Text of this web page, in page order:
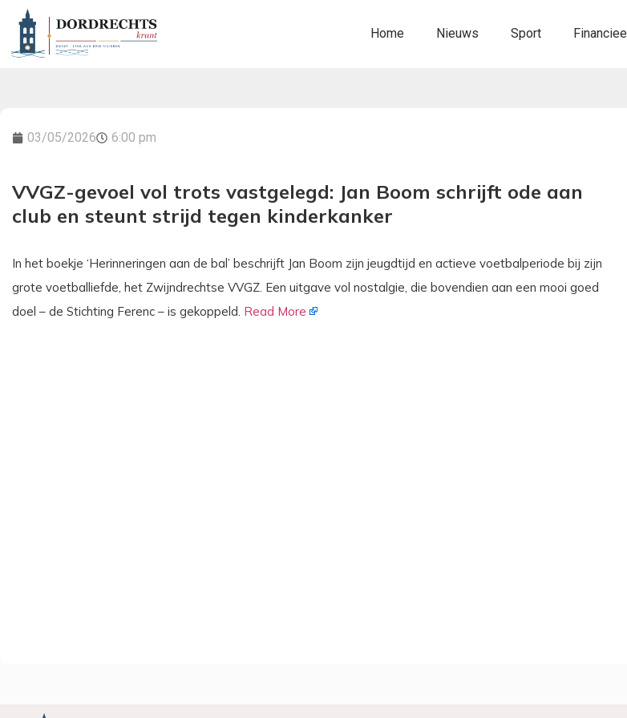
Home Nieuws Sport Financieel
03/05/2026 6:00 pm
VVGZ-gevoel vol trots vastgelegd: Jan Boom schrijft ode aan
club en steunt strijd tegen kinderkanker
In het boekje ‘Herinneringen aan de bal’ beschrijft Jan Boom zijn jeugdtijd en actieve voetbalperiode bij zijn
grote voetballiefde, het Zwijndrechtse VVGZ. Een uitgave vol nostalgie, die bovendien aan een mooi goed
doel – de Stichting Ferenc – is gekoppeld. Read More